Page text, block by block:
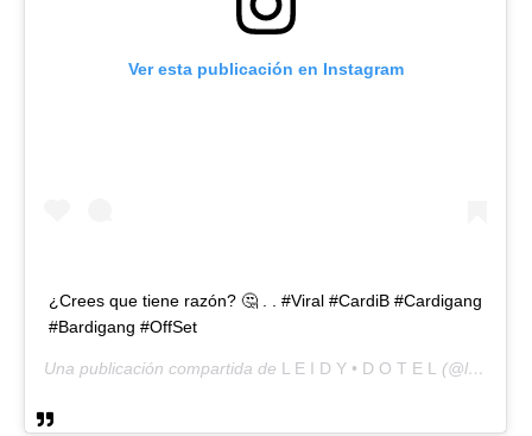
Ver esta publicación en Instagram
¿Crees que tiene razón? 🤔 . . #Viral #CardiB #Cardigang
#Bardigang #OffSet
Una publicación compartida de L E I D Y • D O T E L (@leidydotel) el